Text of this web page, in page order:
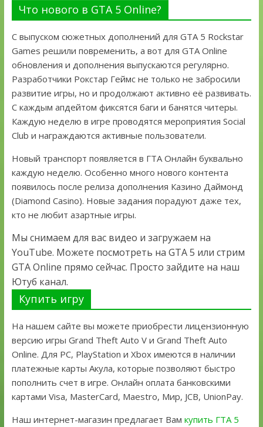
Что нового в GTA 5 Online?
С выпуском сюжетных дополнений для GTA 5 Rockstar
Games решили повременить, а вот для GTA Online
обновления и дополнения выпускаются регулярно.
Разработчики Рокстар Геймс не только не забросили
развитие игры, но и продолжают активно её развивать.
С каждым апдейтом фиксятся баги и банятся читеры.
Каждую неделю в игре проводятся мероприятия Social
Club и награждаются активные пользователи.
Новый транспорт появляется в ГТА Онлайн буквально
каждую неделю. Особенно много нового контента
появилось после релиза дополнения Казино Даймонд
(Diamond Casino). Новые задания порадуют даже тех,
кто не любит азартные игры.
Мы снимаем для вас видео и загружаем на
YouTube. Можете посмотреть на GTA 5 или стрим
GTA Online прямо сейчас. Просто зайдите на наш
Ютуб канал.
Купить игру
На нашем сайте вы можете приобрести лицензионную
версию игры Grand Theft Auto V и Grand Theft Auto
Online. Для PC, PlayStation и Xbox имеются в наличии
платежные карты Акула, которые позволяют быстро
пополнить счет в игре. Онлайн оплата банковскими
картами Visa, MasterCard, Maestro, Мир, JCB, UnionPay.
Наш интернет-магазин предлагает Вам купить ГТА 5